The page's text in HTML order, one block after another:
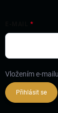
Vložením e-
Přihlásit se